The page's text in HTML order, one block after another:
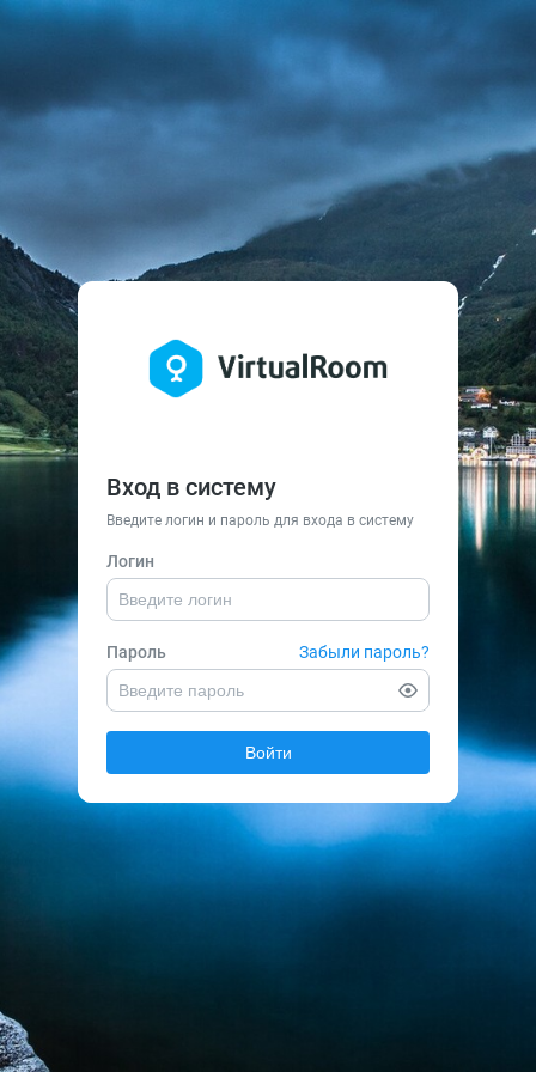
Вход в систему
Введите логин и пароль для входа в систему
Логин
Пароль Забыли пароль?
Войти